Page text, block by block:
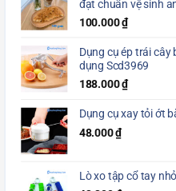
đạt chuẩn vệ sinh
100.000₫
Dụng cụ ép trái
dụng Scd3969
188.000₫
Dụng cụ xay tỏi ớt
48.000₫
Lò xo tập cổ tay